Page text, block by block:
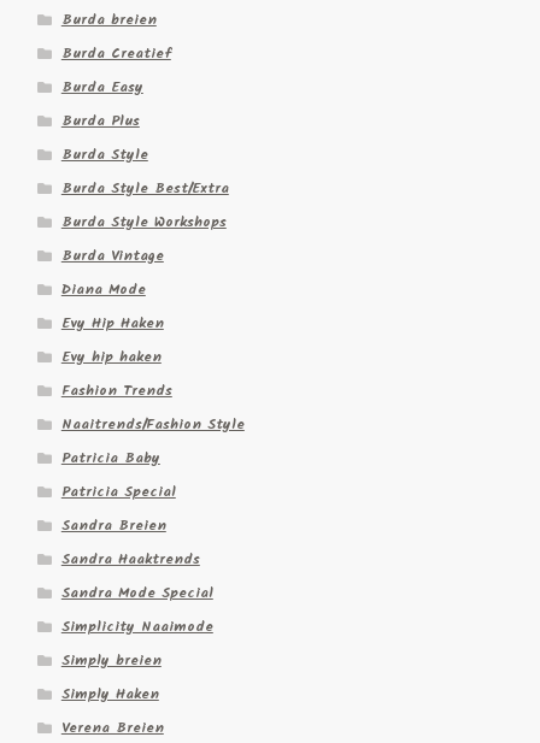
Burda breien
Burda Creatief
Burda Easy
Burda Plus
Burda Style
Burda Style Best/Extra
Burda Style Workshops
Burda Vintage
Diana Mode
Evy Hip Haken
Evy hip haken
Fashion Trends
Naaitrends/Fashion Style
Patricia Baby
Patricia Special
Sandra Breien
Sandra Haaktrends
Sandra Mode Special
Simplicity Naaimode
Simply breien
Simply Haken
Verena Breien